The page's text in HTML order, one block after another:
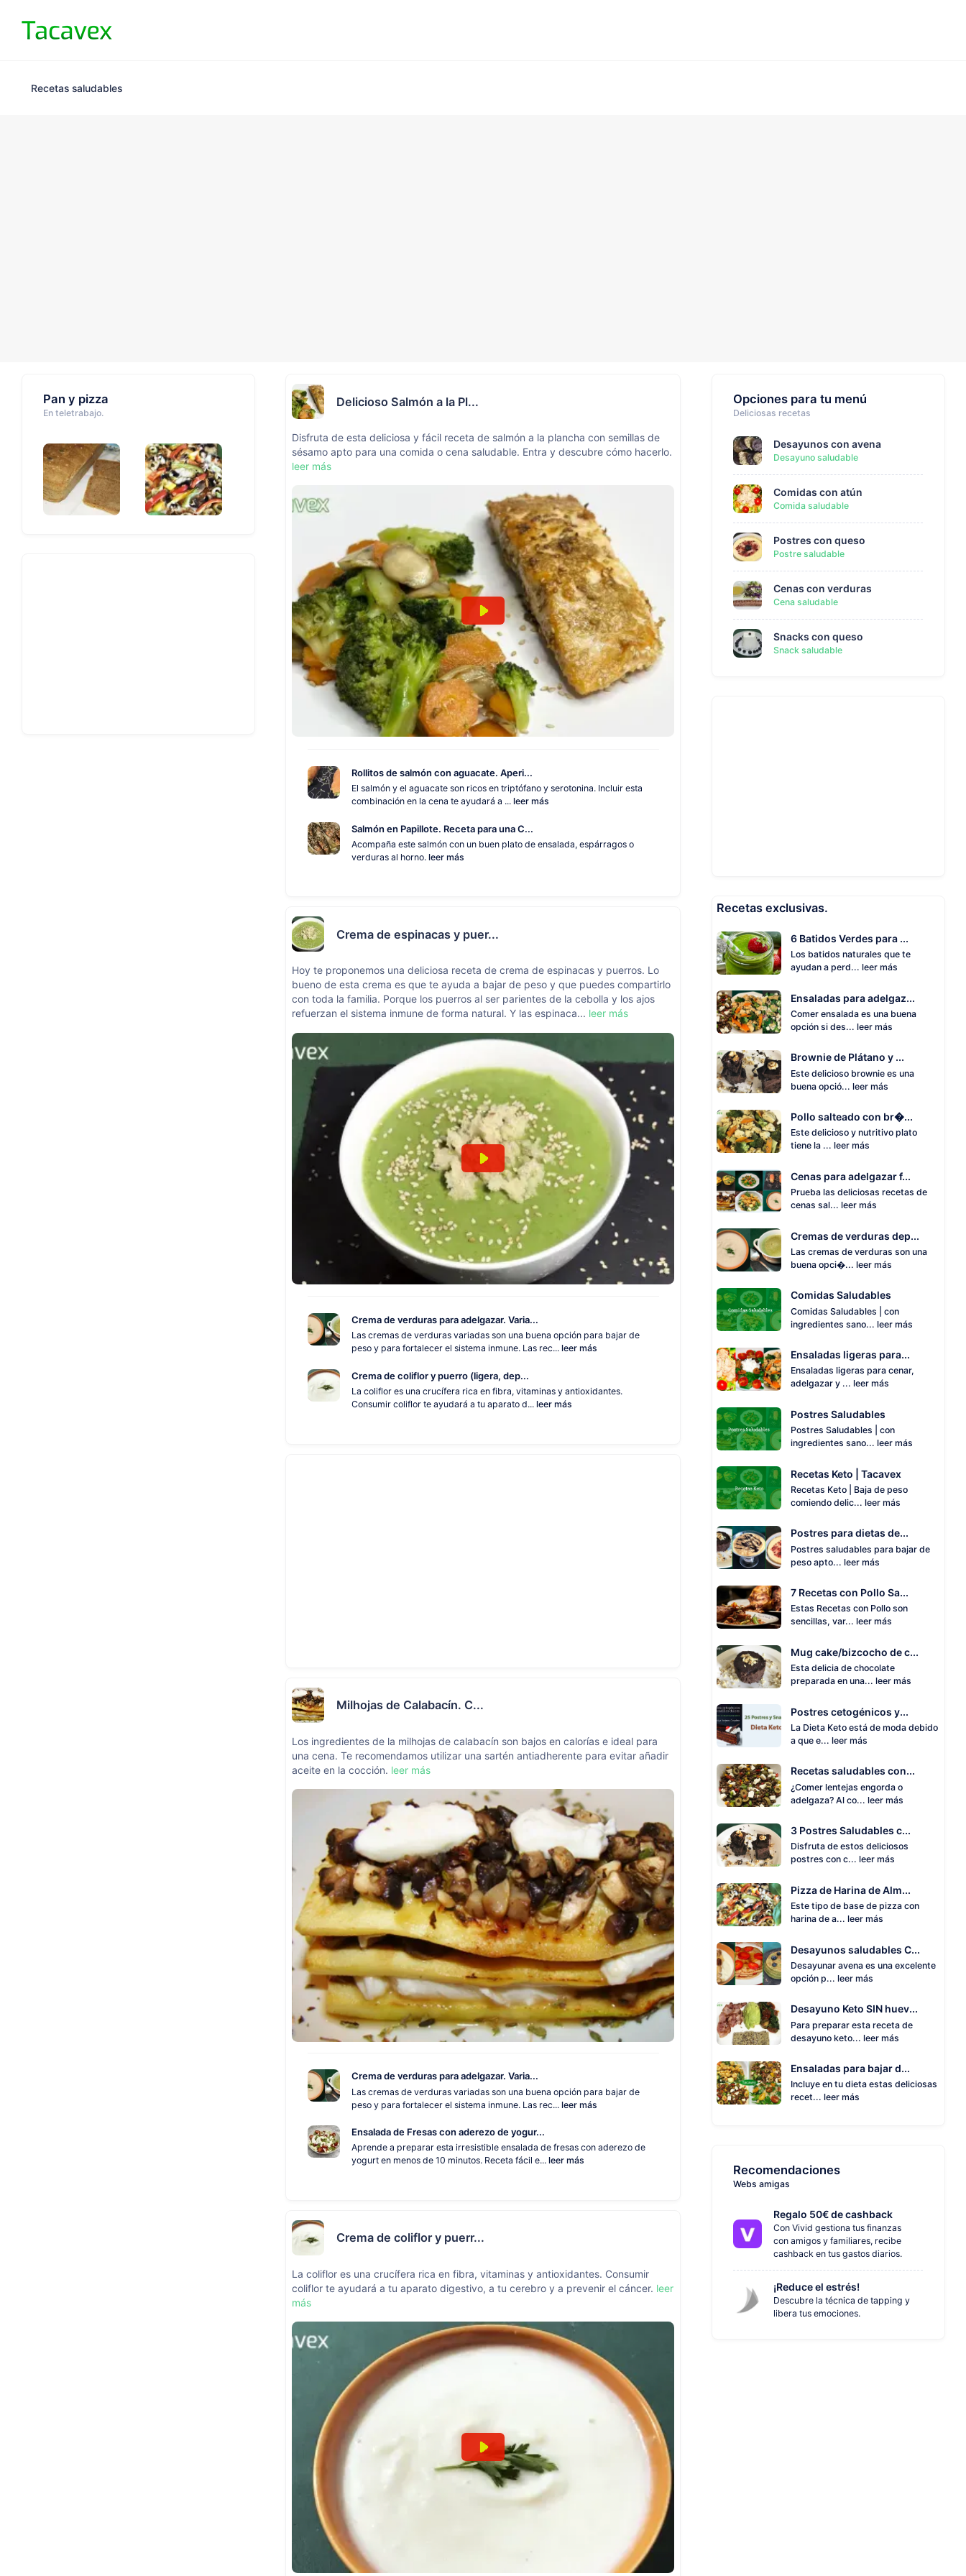
Recetas saludables
Pan y pizza
En teletrabajo.
Delicioso Salmón a la Pl...
Disfruta de esta deliciosa y fácil receta de salmón a la plancha con semillas de
sésamo apto para una comida o cena saludable. Entra y descubre cómo hacerlo.
leer más
Rollitos de salmón con aguacate. Aperi...
El salmón y el aguacate son ricos en triptófano y serotonina. Incluir esta
combinación en la cena te ayudará a ... leer más
Salmón en Papillote. Receta para una C...
Acompaña este salmón con un buen plato de ensalada, espárragos o
verduras al horno. leer más
Crema de espinacas y puer...
Hoy te proponemos una deliciosa receta de crema de espinacas y puerros. Lo
bueno de esta crema es que te ayuda a bajar de peso y que puedes compartirlo
con toda la familia. Porque los puerros al ser parientes de la cebolla y los ajos
refuerzan el sistema inmune de forma natural. Y las espinaca... leer más
Crema de verduras para adelgazar. Varia...
Las cremas de verduras variadas son una buena opción para bajar de
peso y para fortalecer el sistema inmune. Las rec... leer más
Crema de coliflor y puerro (ligera, dep...
La coliflor es una crucífera rica en fibra, vitaminas y antioxidantes.
Consumir coliflor te ayudará a tu aparato d... leer más
Milhojas de Calabacín. C...
Los ingredientes de la milhojas de calabacín son bajos en calorías e ideal para
una cena. Te recomendamos utilizar una sartén antiadherente para evitar añadir
aceite en la cocción. leer más
Crema de verduras para adelgazar. Varia...
Las cremas de verduras variadas son una buena opción para bajar de
peso y para fortalecer el sistema inmune. Las rec... leer más
Ensalada de Fresas con aderezo de yogur...
Aprende a preparar esta irresistible ensalada de fresas con aderezo de
yogurt en menos de 10 minutos. Receta fácil e... leer más
Crema de coliflor y puerr...
La coliflor es una crucífera rica en fibra, vitaminas y antioxidantes. Consumir
coliflor te ayudará a tu aparato digestivo, a tu cerebro y a prevenir el cáncer. leer
más
Opciones para tu menú
Deliciosas recetas
Desayunos con avena
Desayuno saludable
Comidas con atún
Comida saludable
Postres con queso
Postre saludable
Cenas con verduras
Cena saludable
Snacks con queso
Snack saludable
Recetas exclusivas.
6 Batidos Verdes para ...
Los batidos naturales que te
ayudan a perd... leer más
Ensaladas para adelgaz...
Comer ensalada es una buena
opción si des... leer más
Brownie de Plátano y ...
Este delicioso brownie es una
buena opció... leer más
Pollo salteado con br�...
Este delicioso y nutritivo plato
tiene la ... leer más
Cenas para adelgazar f...
Prueba las deliciosas recetas de
cenas sal... leer más
Cremas de verduras dep...
Las cremas de verduras son una
buena opci�... leer más
Comidas Saludables
Comidas Saludables | con
ingredientes sano... leer más
Ensaladas ligeras para...
Ensaladas ligeras para cenar,
adelgazar y ... leer más
Postres Saludables
Postres Saludables | con
ingredientes sano... leer más
Recetas Keto | Tacavex
Recetas Keto | Baja de peso
comiendo delic... leer más
Postres para dietas de...
Postres saludables para bajar de
peso apto... leer más
7 Recetas con Pollo Sa...
Estas Recetas con Pollo son
sencillas, var... leer más
Mug cake/bizcocho de c...
Esta delicia de chocolate
preparada en una... leer más
Postres cetogénicos y...
La Dieta Keto está de moda debido
a que e... leer más
Recetas saludables con...
¿Comer lentejas engorda o
adelgaza? Al co... leer más
3 Postres Saludables c...
Disfruta de estos deliciosos
postres con c... leer más
Pizza de Harina de Alm...
Este tipo de base de pizza con
harina de a... leer más
Desayunos saludables C...
Desayunar avena es una excelente
opción p... leer más
Desayuno Keto SIN huev...
Para preparar esta receta de
desayuno keto... leer más
Ensaladas para bajar d...
Incluye en tu dieta estas deliciosas
recet... leer más
Recomendaciones
Webs amigas
Regalo 50€ de cashback
Con Vivid gestiona tus finanzas
con amigos y familiares, recibe
cashback en tus gastos diarios.
¡Reduce el estrés!
Descubre la técnica de tapping y
libera tus emociones.